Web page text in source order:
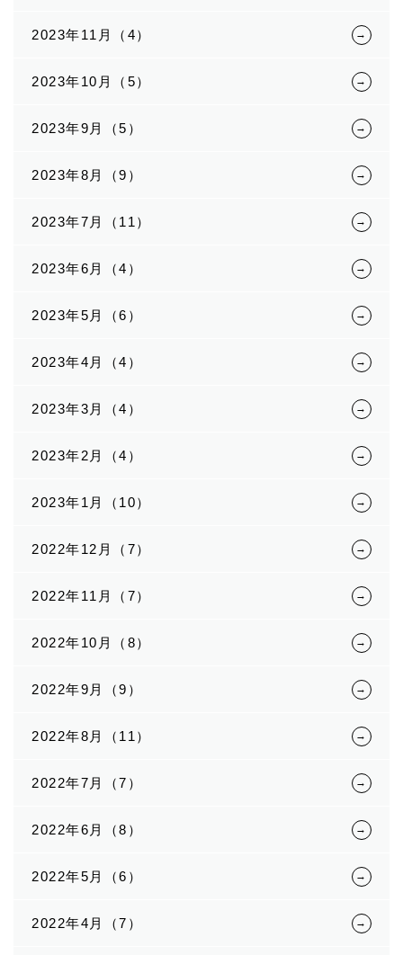
2023年11月（4）
2023年10月（5）
2023年9月（5）
2023年8月（9）
2023年7月（11）
2023年6月（4）
2023年5月（6）
2023年4月（4）
2023年3月（4）
2023年2月（4）
2023年1月（10）
2022年12月（7）
2022年11月（7）
2022年10月（8）
2022年9月（9）
2022年8月（11）
2022年7月（7）
2022年6月（8）
2022年5月（6）
2022年4月（7）